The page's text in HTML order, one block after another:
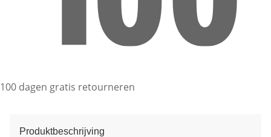
100 dagen gratis retourneren
Produktbeschrijving